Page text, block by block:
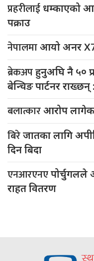
प्रहरीलाई धम्काएको
पक्राउ
नेपालमाआयो अनर
ब्रेकअपहुनुअघि नै ५०
बेन्चिङ पार्टनर
बलात्कारआरोप
बिरेजातका लागि
दिन बिदा
एनआरएनएपोर्चुगलले
राहत वितरण